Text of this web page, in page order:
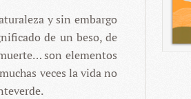
y sin embargo
de un beso, de
son elementos
veces la vida no